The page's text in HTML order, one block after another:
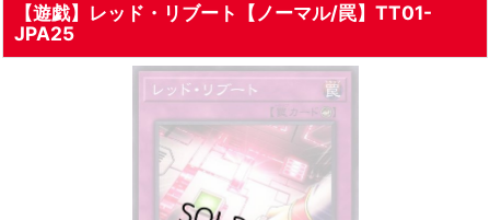
【遊戯】レッド・リブート【ノーマル/罠】TT01-
JPA25